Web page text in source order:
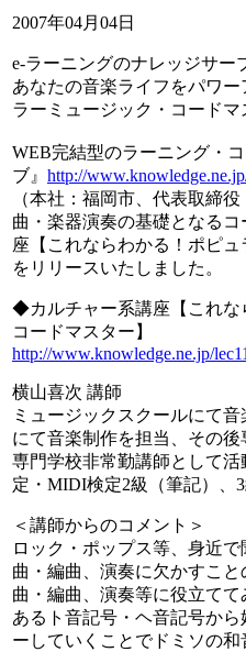
2007年04月04日
e-ラーニングのナレッジサー
あなたの音楽ライフをパワ
ラーミュージック・コードマ
WEB完結型のラーニング・
ブ』 http://
（本社：福岡市、代表取締
曲・楽器演奏の基礎となる
座【これならわかる！ポピュ
をリリースいたしました。
◆カルチャー系講座【これな
コードマスター】
http://www.knowledge.ne.jp/
横山喜次 講師
ミュージックスクールにて
にて音楽制作を担当、その後
専門学校非常勤講師として
定・MIDI検定2級（筆記）、
＜講師からのコメント＞
ロック・ポップス等、身近
曲・編曲、演奏に欠かすこ
曲・編曲、演奏等に役立て
あるト音記号・ヘ音記号か
ーしていくことでドミソの